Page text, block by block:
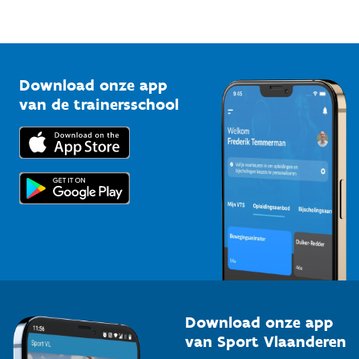
Bedrijven
Trainers en begeleiders
Topsporters
Vlaamse Trainersschool
Kennisplatform
Downloads
Voor de pers
Download onze app
van de trainersschool
Download onze app
van Sport Vlaanderen